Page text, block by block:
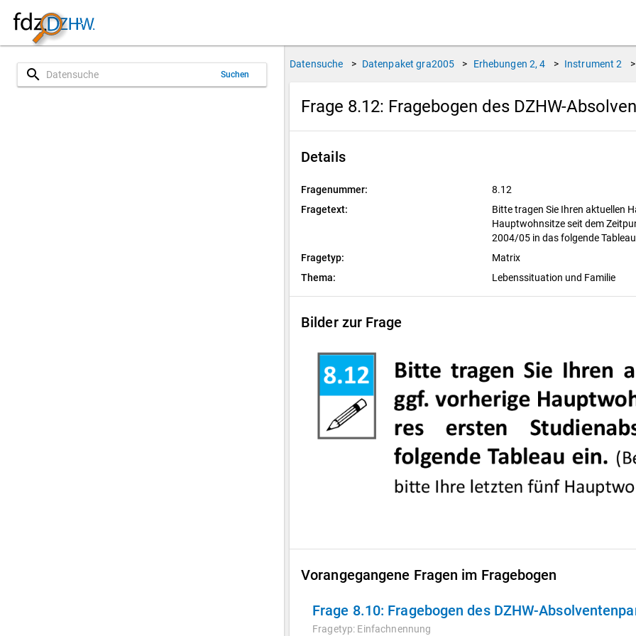
search Suchen
Datensuche > Datenpaket gra2005 > Erhebungen 2, 4 > Instrument 2 >
Frage 8.12: Fragebogen des DZHW-
Details
Fragenummer:
8.12
Fragetext:
Bitte tragen Sie Ihren aktuellen
Hauptwohnsitze seit dem
2004/05 in das folgende
Fragetyp:
Matrix
Thema:
Lebenssituation und Familie
Bilder zur Frage
Vorangegangene Fragen im Fragebogen
Frage 8.10: Fragebogen des DZHW-
Fragetyp: Einfachnennung